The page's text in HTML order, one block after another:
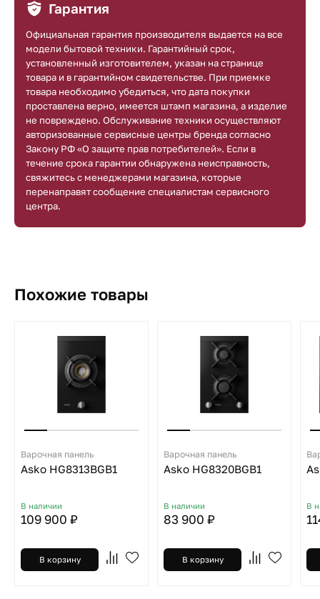
Гарантия
Официальная гарантия производителя выдается на все
модели бытовой техники. Гарантийный срок,
установленный изготовителем, указан на странице
товара и в гарантийном свидетельстве. При приемке
товара необходимо убедиться, что дата покупки
проставлена верно, имеется штамп магазина, а изделие
не повреждено. Обслуживание техники осуществляют
авторизованные сервисные центры бренда согласно
Закону РФ «О защите прав потребителей». Если в
течение срока гарантии обнаружена неисправность,
свяжитесь с менеджерами магазина, которые
перенаправят сообщение специалистам сервисного
центра.
Похожие товары
Варочная панель
Asko HG8313BGB1
В наличии
109 900 ₽
В корзину
Варочная панель
Asko HG8320BGB1
В наличии
83 900 ₽
В корзину
В